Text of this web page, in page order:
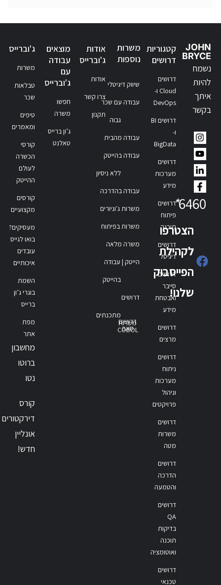
JOHN
BRYCE
נשמח
להיות
איתך
בקשר
6460
*
הצטרפו
לקהילת
הפייסבוק
שלנו!
קטגוריות
דרושים
דרושים
Cloud ו-
DevOps
דרושים BI
ו-
BigData
דרושים
מערכות
מידע
דרושים
פיתוח
תוכנה
דרושים
דיגיטל
דרושים
סייבר
ואבטחת
מידע
דרושים
מרצים
דרושים
ניתוח
מערכות
וניהול
פרויקטים
דרושים
משרות
מטה
דרושים
הדרכה
והטמעה
דרושים
QA
בדיקות
תוכנה
ואוטומציה
דרושים
טכנאי
משרות
נוספות
שיווק דיגיטלי
עבודה עם שכר
גבוה
עבודה מהבית
עבודה בהייטק
ללא ניסיון
עבודה בהדרכה
משרות ג'וניורים
משרות בפיתוח
משרה מלאה
הייטק | עבודה
בהייטק
דרושים
מתכנתים
דרושים
סאפ
משרות
COBOL
אודות
ג'וברייס
אודות
צרו קשר
תקנון
מוצאים
עבודה
עם
ג'וברייס
חפשו
משרה
ג’ון ברייס
טאלנט
ג'וברייס
משרות
טבלאות
שכר
טיפים
ומאמרים
קורסי
הכשרה
לעולם
ההייטק
קורסים
מקצועיים
מעסיקים?
בואו לגייס
עובדים
איכותיים
השמת
בוגרי ג’ון
ברייס
מפת
אתר
מחשבון
ברוטו
נטו
קורס
דירקטורים
אונליין
חדש!